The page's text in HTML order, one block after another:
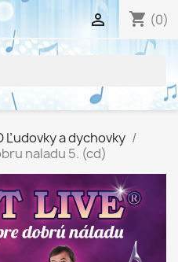
shopping_cart (0)

Ľudovky a dychovky
naladu 5. (cd)